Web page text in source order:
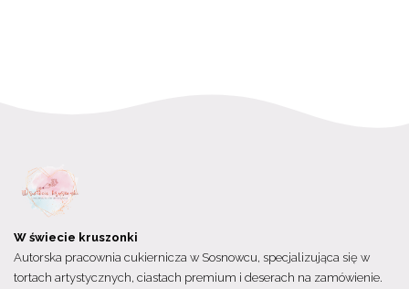
W świecie kruszonki
Autorska pracownia cukiernicza w Sosnowcu, specjalizująca się w
tortach artystycznych, ciastach premium i deserach na zamówienie.